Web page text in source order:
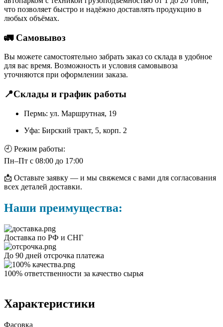
что позволяет быстро и надёжно доставлять продукцию в
любых объёмах.
🚛 Самовывоз
Вы можете самостоятельно забрать заказ со склада в удобное
для вас время. Возможность и условия самовывоза
уточняются при оформлении заказа.
📍Склады и график работы
Пермь: ул. Маршрутная, 19
Уфа: Бирский тракт, 5, корп. 2
🕘 Режим работы:
Пн–Пт с 08:00 до 17:00
📩 Оставьте заявку — и мы свяжемся с вами для согласования
всех деталей доставки.
Наши преимущества:
Доставка по РФ и СНГ
До 90 дней отсрочка платежа
100% ответственности за качество сырья
Характеристики
Фасовка